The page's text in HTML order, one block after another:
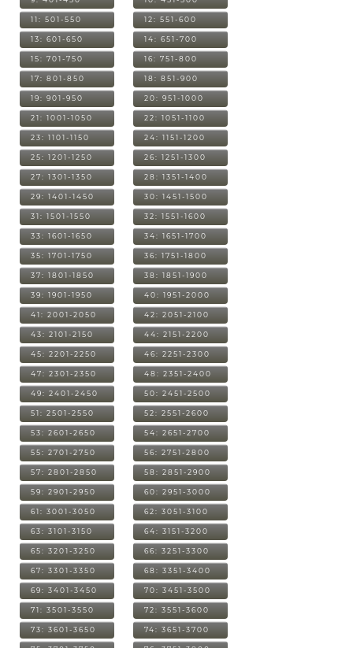
11: 501-550 12: 551-600
13: 601-650 14: 651-700
15: 701-750 16: 751-800
17: 801-850 18: 851-900
19: 901-950 20: 951-1000
21: 1001-1050 22: 1051-1100
23: 1101-1150 24: 1151-1200
25: 1201-1250 26: 1251-1300
27: 1301-1350 28: 1351-1400
29: 1401-1450 30: 1451-1500
31: 1501-1550 32: 1551-1600
33: 1601-1650 34: 1651-1700
35: 1701-1750 36: 1751-1800
37: 1801-1850 38: 1851-1900
39: 1901-1950 40: 1951-2000
41: 2001-2050 42: 2051-2100
43: 2101-2150 44: 2151-2200
45: 2201-2250 46: 2251-2300
47: 2301-2350 48: 2351-2400
49: 2401-2450 50: 2451-2500
51: 2501-2550 52: 2551-2600
53: 2601-2650 54: 2651-2700
55: 2701-2750 56: 2751-2800
57: 2801-2850 58: 2851-2900
59: 2901-2950 60: 2951-3000
61: 3001-3050 62: 3051-3100
63: 3101-3150 64: 3151-3200
65: 3201-3250 66: 3251-3300
67: 3301-3350 68: 3351-3400
69: 3401-3450 70: 3451-3500
71: 3501-3550 72: 3551-3600
73: 3601-3650 74: 3651-3700